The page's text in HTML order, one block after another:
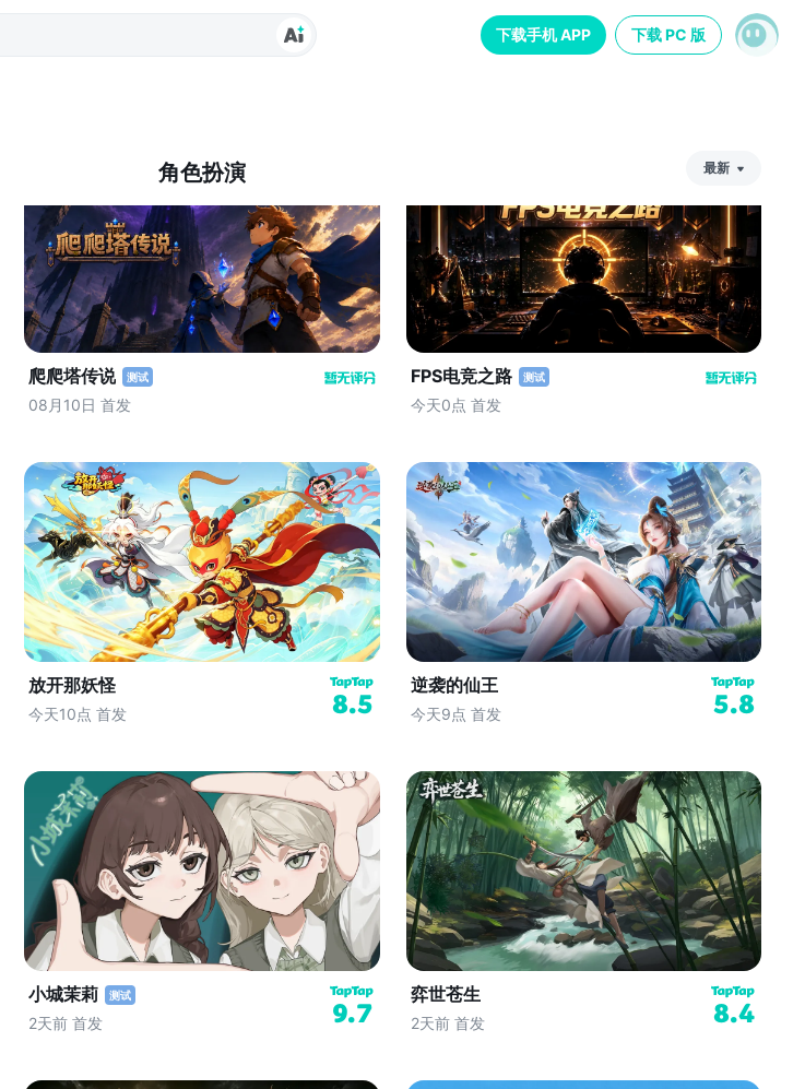
下载手机 APP 下载 PC 版
角色扮演 最新
门
最
新
评
分
爬爬塔传说 测试
08月10日 首发
FPS电竞之路 测试
今天0点 首发
放开那妖怪
今天10点 首发 8.5
逆袭的仙王
今天9点 首发 5.8
小城茉莉 测试
2天前 首发 9.7
弈世苍生
2天前 首发 8.4